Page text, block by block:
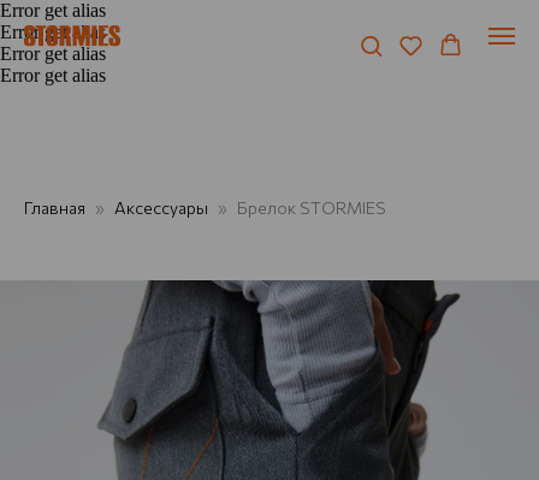
Error get alias
Error get alias
Error get alias
Error get alias
Главная Аксессуары Брелок STORMIES